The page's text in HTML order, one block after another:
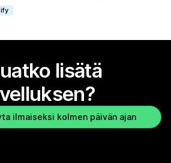
lisätä
ilmaiseksi kolmen päivän ajan